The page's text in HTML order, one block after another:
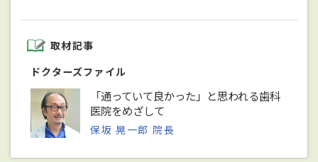
取材記事
ドクターズファイル
「通っていて良かった」と思われる歯科
医院をめざして
保坂 晃一郎 院長